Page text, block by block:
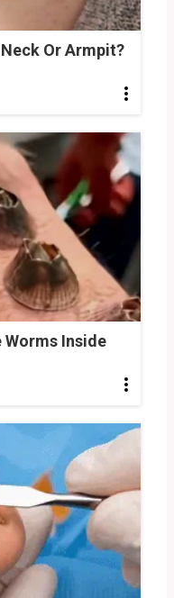
Or Armpit?
Worms Inside